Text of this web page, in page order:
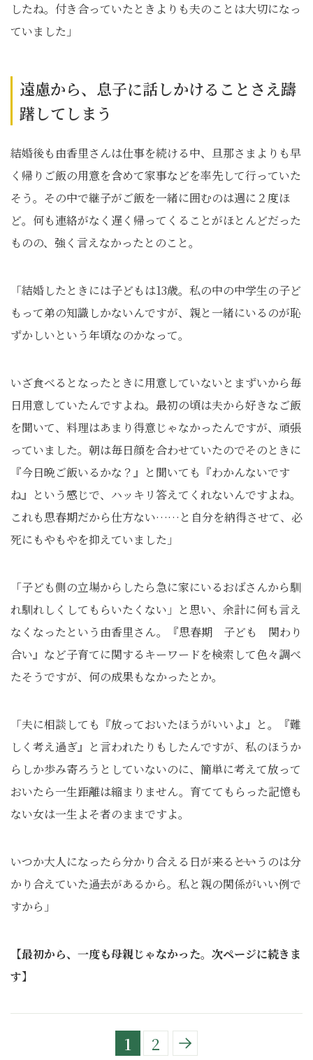
したね。付き合っていたときよりも夫のことは大切になっ
ていました」
遠慮から、息子に話しかけることさえ躊
躇してしまう
結婚後も由香里さんは仕事を続ける中、旦那さまよりも早
く帰りご飯の用意を含めて家事などを率先して行っていた
そう。その中で継子がご飯を一緒に囲むのは週に２度ほ
ど。何も連絡がなく遅く帰ってくることがほとんどだった
ものの、強く言えなかったとのこと。
「結婚したときには子どもは13歳。私の中の中学生の子ど
もって弟の知識しかないんですが、親と一緒にいるのが恥
ずかしいという年頃なのかなって。
いざ食べるとなったときに用意していないとまずいから毎
日用意していたんですよね。最初の頃は夫から好きなご飯
を聞いて、料理はあまり得意じゃなかったんですが、頑張
っていました。朝は毎日顔を合わせていたのでそのときに
『今日晩ご飯いるかな？』と聞いても『わかんないです
ね』という感じで、ハッキリ答えてくれないんですよね。
これも思春期だから仕方ない……と自分を納得させて、必
死にもやもやを抑えていました」
「子ども側の立場からしたら急に家にいるおばさんから馴
れ馴れしくしてもらいたくない」と思い、余計に何も言え
なくなったという由香里さん。『思春期 子ども 関わり
合い』など子育てに関するキーワードを検索して色々調べ
たそうですが、何の成果もなかったとか。
「夫に相談しても『放っておいたほうがいいよ』と。『難
しく考え過ぎ』と言われたりもしたんですが、私のほうか
らしか歩み寄ろうとしていないのに、簡単に考えて放って
おいたら一生距離は縮まりません。育ててもらった記憶も
ない女は一生よそ者のままですよ。
いつか大人になったら分かり合える日が来る――というのは分
かり合えていた過去があるから。私と親の関係がいい例で
すから」
【最初から、一度も母親じゃなかった。次ページに続きま
す】
1 2